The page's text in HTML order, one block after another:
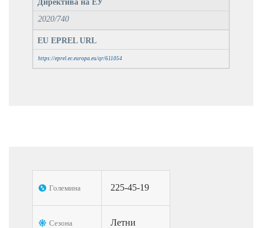
Директива на ЕУ
2020/740
EU EPREL URL
https://eprel.ec.europa.eu/qr/611054
Големина 225-45-19
Сезона Летни